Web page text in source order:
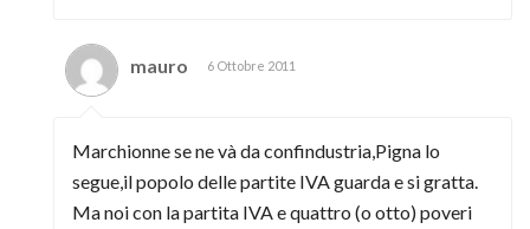
mauro 6 Ottobre 2011
Marchionne se ne và da confindustria,Pigna lo
segue,il popolo delle partite IVA guarda e si gratta.
Ma noi con la partita IVA e quattro (o otto) poveri